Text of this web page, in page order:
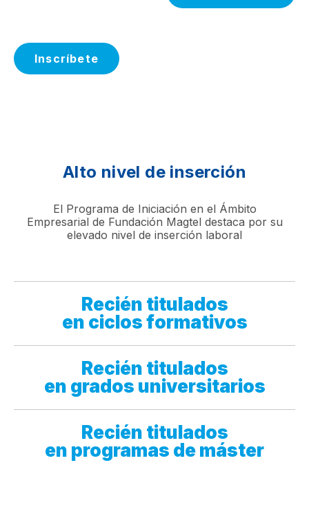
Inscríbete
Alto nivel de inserción
El Programa de Iniciación en el Ámbito
Empresarial de Fundación Magtel destaca por su
elevado nivel de inserción laboral
Recién titulados
en ciclos formativos
Recién titulados
en grados universitarios
Recién titulados
en programas de máster